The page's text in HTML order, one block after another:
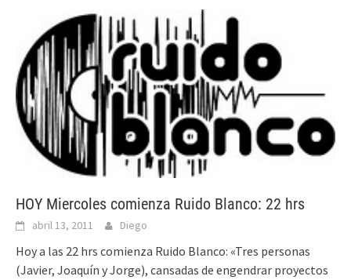
HOY Miercoles comienza Ruido Blanco: 22 hrs
abril 13, 2011 Diego
Hoy a las 22 hrs comienza Ruido Blanco: «Tres personas
(Javier, Joaquín y Jorge), cansadas de engendrar proyectos